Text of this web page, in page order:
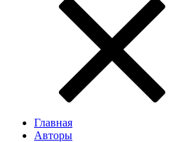
Главная
Авторы